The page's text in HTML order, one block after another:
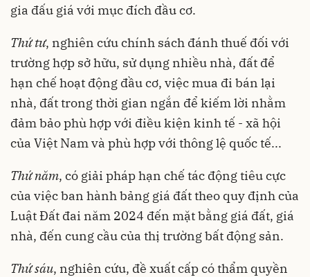
gia đấu giá với mục đích đầu cơ.
Thứ tư, nghiên cứu chính sách đánh thuế đối với
trường hợp sở hữu, sử dụng nhiều nhà, đất để
hạn chế hoạt động đầu cơ, việc mua đi bán lại
nhà, đất trong thời gian ngắn để kiếm lời nhằm
đảm bảo phù hợp với điều kiện kinh tế - xã hội
của Việt Nam và phù hợp với thông lệ quốc tế...
Thứ năm, có giải pháp hạn chế tác động tiêu cực
của việc ban hành bảng giá đất theo quy định của
Luật Đất đai năm 2024 đến mặt bằng giá đất, giá
nhà, đến cung cầu của thị trường bất động sản.
Thứ sáu, nghiên cứu, đề xuất cấp có thẩm quyền